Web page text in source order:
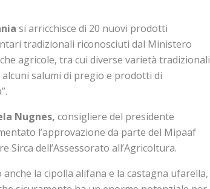
si arricchisce di 20 nuovi prodotti
tradizionali riconosciuti dal Ministero
agricole, tra cui diverse varietà tradizionali
salumi di pregio e prodotti di
Nugnes, consigliere del presidente
l’approvazione da parte del Mipaaf
Sirca dell’Assessorato all’Agricoltura.
la cipolla alifana e la castagna ufarella,